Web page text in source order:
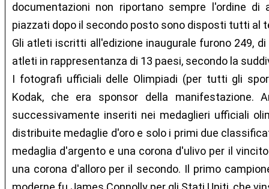
documentazioni non riportano sempre l'ordine
piazzati dopo il secondo posto sono disposti tutti al
Gli atleti iscritti all'edizione inaugurale furono 249,
atleti in rappresentanza di 13 paesi, secondo la
I fotografi ufficiali delle Olimpiadi (per tutti gli
Kodak, che era sponsor della manifestazione.
successivamente inseriti nei medaglieri ufficiali
distribuite medaglie d'oro e solo i primi due
medaglia d'argento e una corona d'ulivo per il
una corona d'alloro per il secondo. Il primo